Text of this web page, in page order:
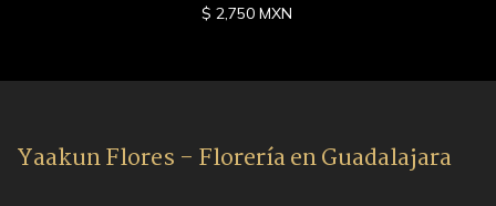
$ 2,750 MXN
Yaakun Flores - Florería en Guadalajara